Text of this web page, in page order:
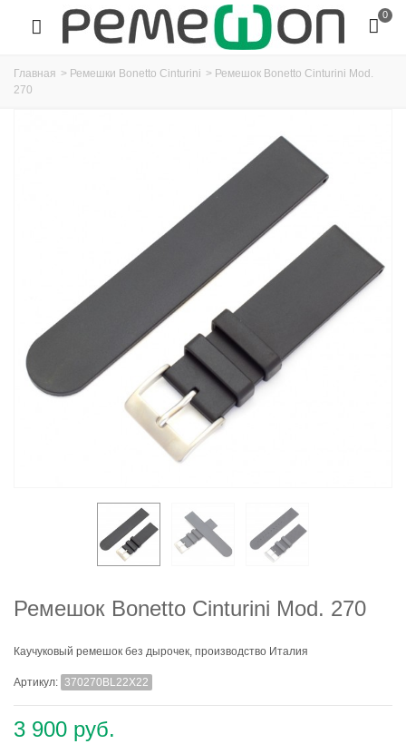
0
Главная > Ремешки Bonetto Cinturini > Ремешок Bonetto Cinturini Mod.
270
Ремешок Bonetto Cinturini Mod. 270
Каучуковый ремешок без дырочек, производство Италия
Артикул: 370270BL22X22
3 900 руб.